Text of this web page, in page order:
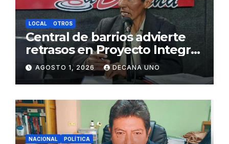
LOCAL OTROS
Central de barrios advierte
retrasos en Proyecto Integral
de Agua y Alcantarillado para
Juliaca
AGOSTO 1, 2026 DECANA UNO
NACIONAL POLÍTICA